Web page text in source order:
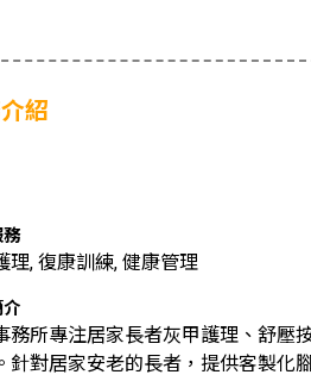
紹
務
理, 復康訓練, 健康管理
介
務所專注居家長者灰甲護理、舒壓
針對居家安老的長者，提供客製化